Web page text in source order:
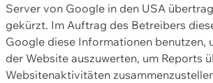
Server von Google in den USA
gekürzt. Im Auftrag des Betreibers
Google diese Informationen benutzen,
der Website auszuwerten, um Reports
Websitenaktivitäten